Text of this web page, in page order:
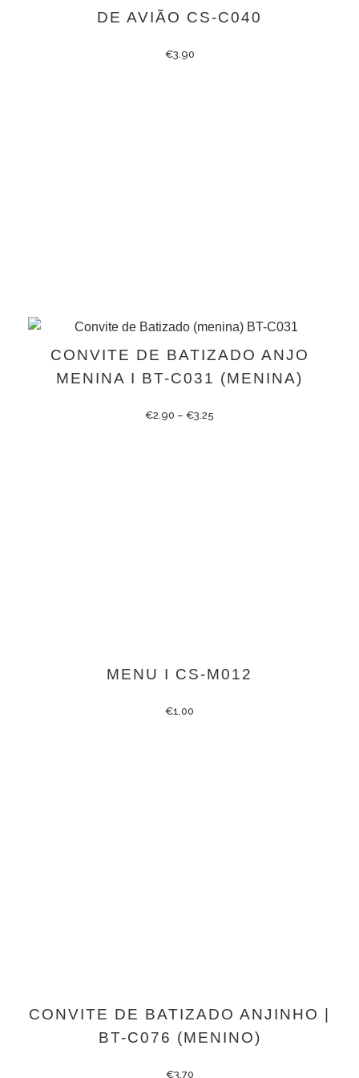
DE AVIÃO CS-C040
€3.90
CONVITE DE BATIZADO ANJO
MENINA I BT-C031 (MENINA)
€2.90 – €3.25
MENU I CS-M012
€1.00
CONVITE DE BATIZADO ANJINHO |
BT-C076 (MENINO)
€3.70